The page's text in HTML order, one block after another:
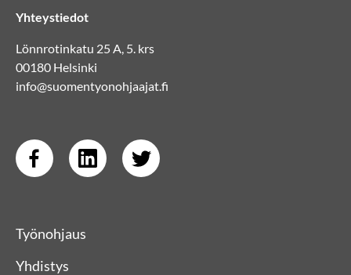
Yhteystiedot
Lönnrotinkatu 25 A, 5. krs
00180 Helsinki
info@suomentyonohjaajat.fi
Työnohjaus
Yhdistys